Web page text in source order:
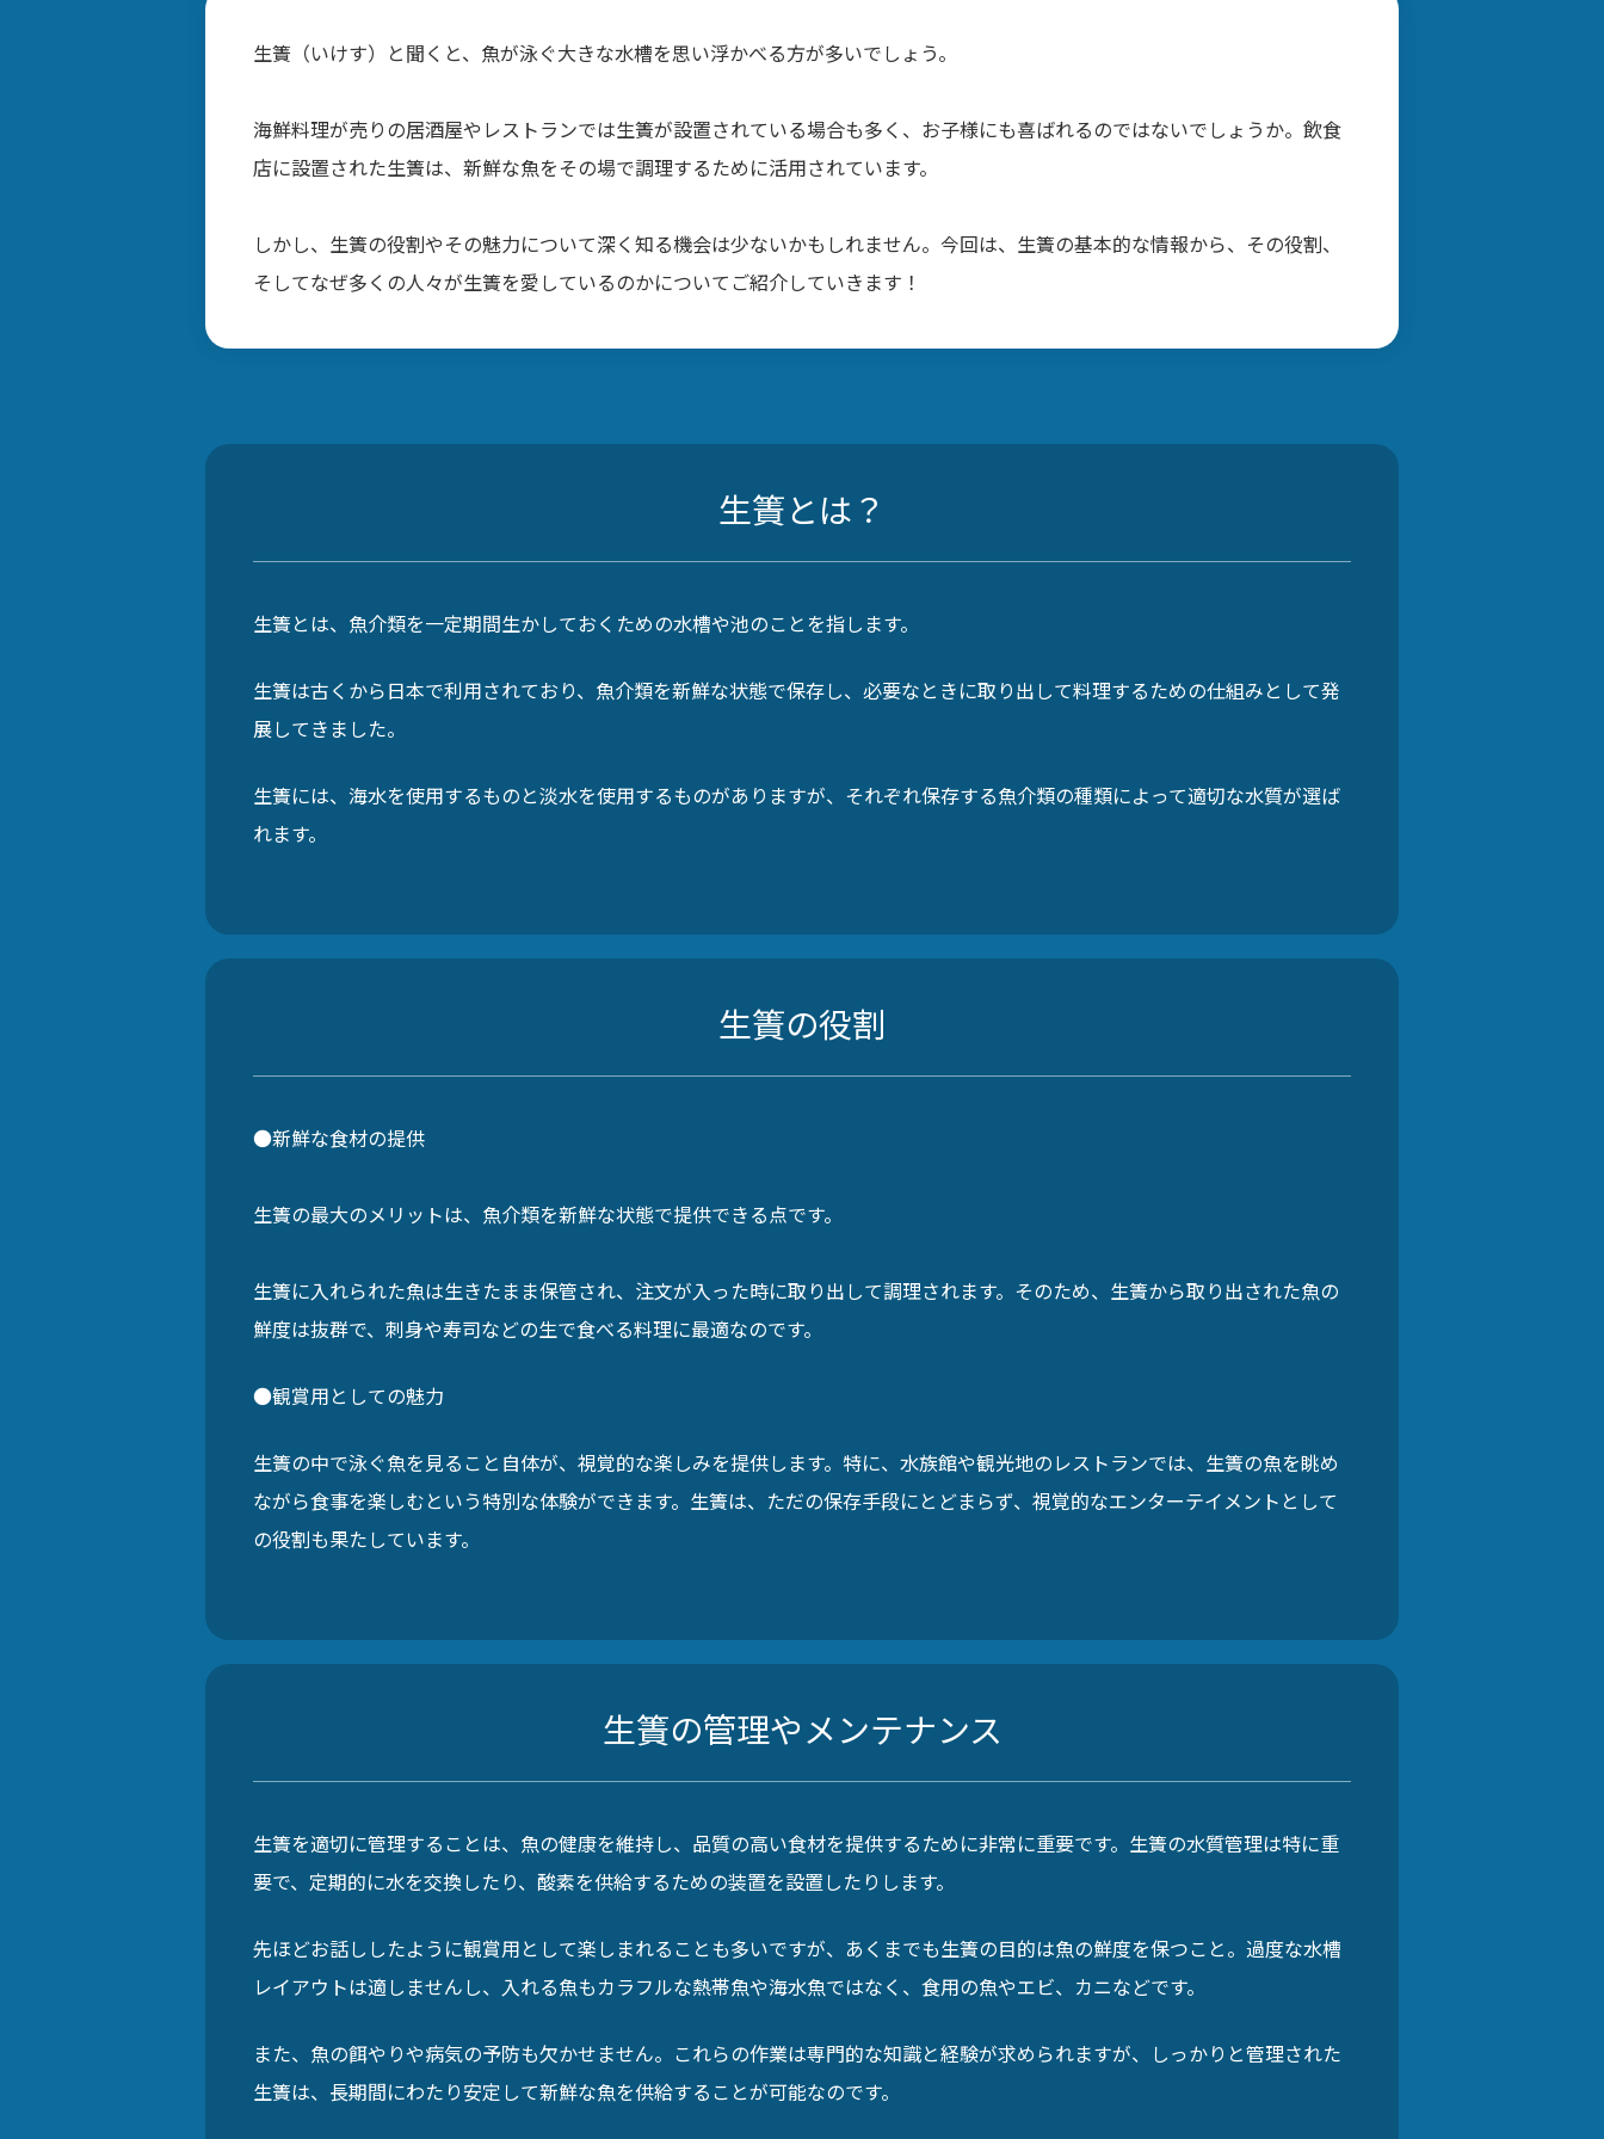
生簀（いけす）と聞くと、魚が泳ぐ大きな水槽を思い浮かべる方が多いでしょう。
海鮮料理が売りの居酒屋やレストランでは生簀が設置されている場合も多く、お子様にも喜ばれるのではないでしょうか。飲食
店に設置された生簀は、新鮮な魚をその場で調理するために活用されています。
しかし、生簀の役割やその魅力について深く知る機会は少ないかもしれません。今回は、生簀の基本的な情報から、その役割、
そしてなぜ多くの人々が生簀を愛しているのかについてご紹介していきます！
生簀とは？
生簀とは、魚介類を一定期間生かしておくための水槽や池のことを指します。
生簀は古くから日本で利用されており、魚介類を新鮮な状態で保存し、必要なときに取り出して料理するための仕組みとして発
展してきました。
生簀には、海水を使用するものと淡水を使用するものがありますが、それぞれ保存する魚介類の種類によって適切な水質が選ば
れます。
生簀の役割
●新鮮な食材の提供
生簀の最大のメリットは、魚介類を新鮮な状態で提供できる点です。
生簀に入れられた魚は生きたまま保管され、注文が入った時に取り出して調理されます。そのため、生簀から取り出された魚の
鮮度は抜群で、刺身や寿司などの生で食べる料理に最適なのです。
●観賞用としての魅力
生簀の中で泳ぐ魚を見ること自体が、視覚的な楽しみを提供します。特に、水族館や観光地のレストランでは、生簀の魚を眺め
ながら食事を楽しむという特別な体験ができます。生簀は、ただの保存手段にとどまらず、視覚的なエンターテイメントとして
の役割も果たしています。
生簀の管理やメンテナンス
生簀を適切に管理することは、魚の健康を維持し、品質の高い食材を提供するために非常に重要です。生簀の水質管理は特に重
要で、定期的に水を交換したり、酸素を供給するための装置を設置したりします。
先ほどお話ししたように観賞用として楽しまれることも多いですが、あくまでも生簀の目的は魚の鮮度を保つこと。過度な水槽
レイアウトは適しませんし、入れる魚もカラフルな熱帯魚や海水魚ではなく、食用の魚やエビ、カニなどです。
また、魚の餌やりや病気の予防も欠かせません。これらの作業は専門的な知識と経験が求められますが、しっかりと管理された
生簀は、長期間にわたり安定して新鮮な魚を供給することが可能なのです。